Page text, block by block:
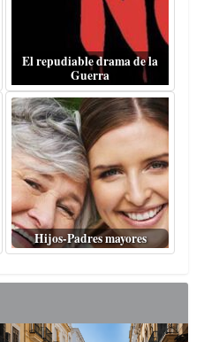
El repudiable drama de la
Guerra
Hijos-Padres mayores